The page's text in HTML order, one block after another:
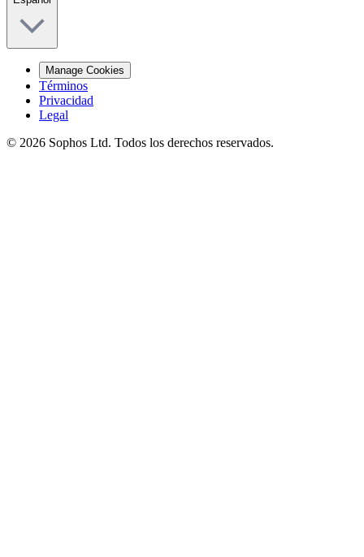
Manage Cookies
Términos
Privacidad
Legal
© 2026 Sophos Ltd. Todos los derechos reservados.